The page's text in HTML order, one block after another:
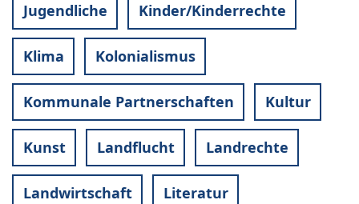
Jugendliche Kinder/Kinderrechte
Klima Kolonialismus
Kommunale Partnerschaften Kultur
Kunst Landflucht Landrechte
Landwirtschaft Literatur